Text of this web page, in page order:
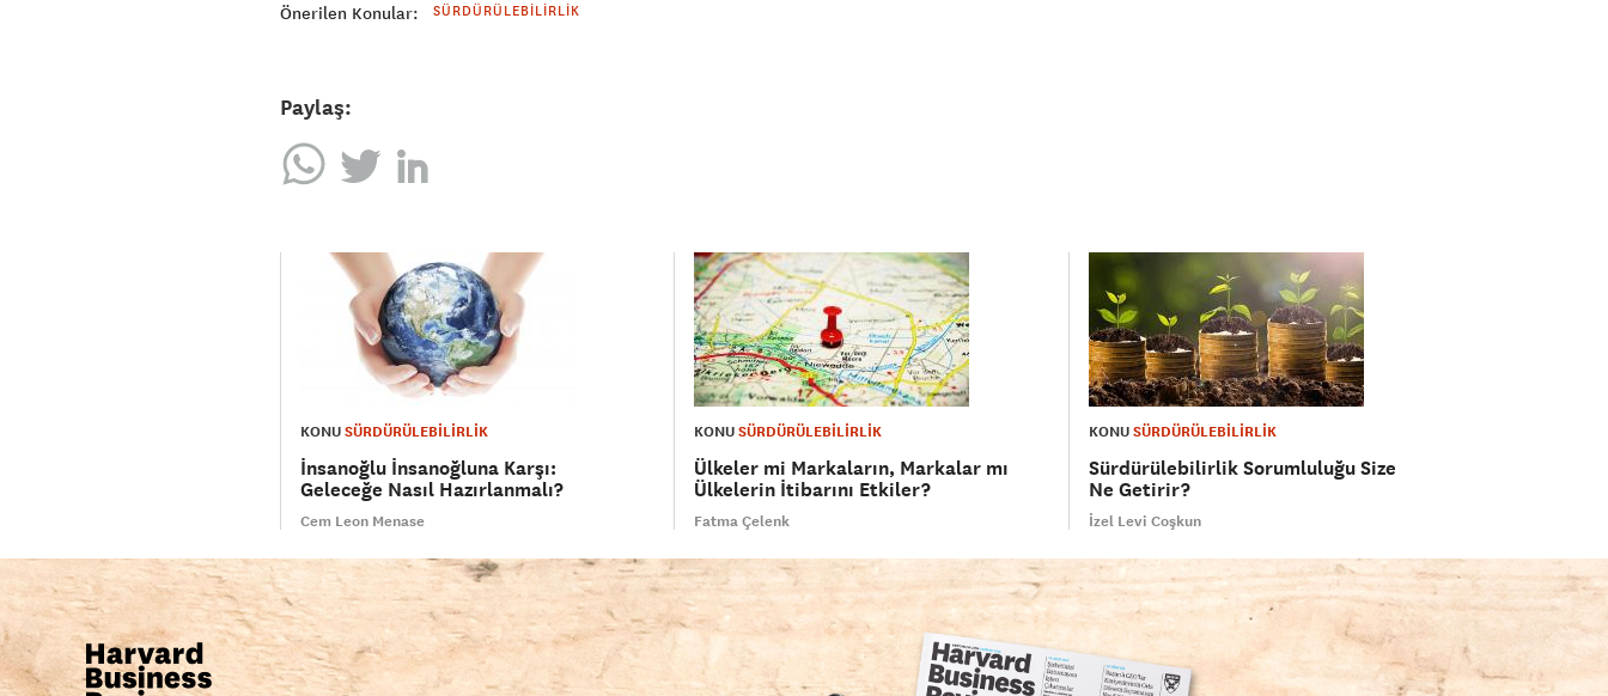
Önerilen Konular: SÜRDÜRÜLEBILIRLIK
Paylaş:
KONUSÜRDÜRÜLEBİLİRLİK
İnsanoğlu İnsanoğluna Karşı:
Geleceğe Nasıl Hazırlanmalı?
Cem Leon Menase
KONUSÜRDÜRÜLEBİLİRLİK
Ülkeler mi Markaların, Markalar mı
Ülkelerin İtibarını Etkiler?
Fatma Çelenk
KONUSÜRDÜRÜLEBİLİRLİK
Sürdürülebilirlik Sorumluluğu Size
Ne Getirir?
İzel Levi Coşkun